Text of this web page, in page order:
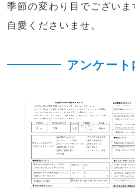
季節の変わり目でござい
自愛くださいませ。
アンケート